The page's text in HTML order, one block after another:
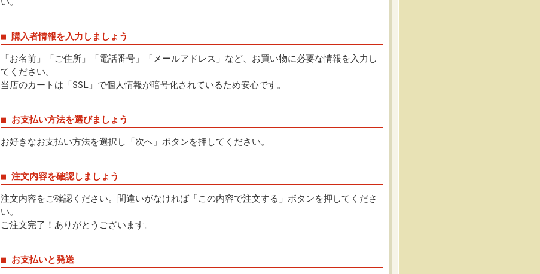
■ 購入者情報を入力しましょう
「お名前」「ご住所」「電話番号」「メールアドレス」など、お買い物に必要な情報を入力し
てください。
当店のカートは「SSL」で個人情報が暗号化されているため安心です。
■ お支払い方法を選びましょう
お好きなお支払い方法を選択し「次へ」ボタンを押してください。
■ 注文内容を確認しましょう
注文内容をご確認ください。間違いがなければ「この内容で注文する」ボタンを押してくださ
い。
ご注文完了！ありがとうございます。
■ お支払いと発送